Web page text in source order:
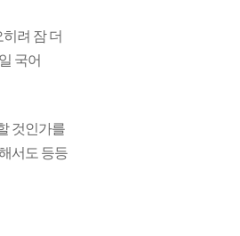
려 잠 더
국어
것인가를
서도 등등